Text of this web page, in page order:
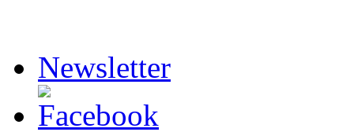
Newsletter